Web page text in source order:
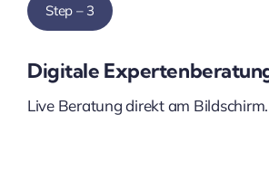
Step – 3
Digitale
Live Beratung direkt am Bildschirm.